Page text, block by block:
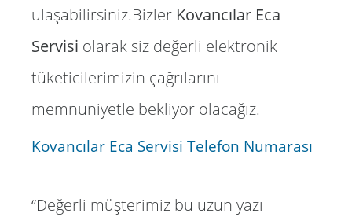
ulaşabilirsiniz.Bizler Kovancılar Eca
Servisi olarak siz değerli elektronik
tüketicilerimizin çağrılarını
memnuniyetle bekliyor olacağız.
Kovancılar Eca Servisi Telefon Numarası
“Değerli müşterimiz bu uzun yazı